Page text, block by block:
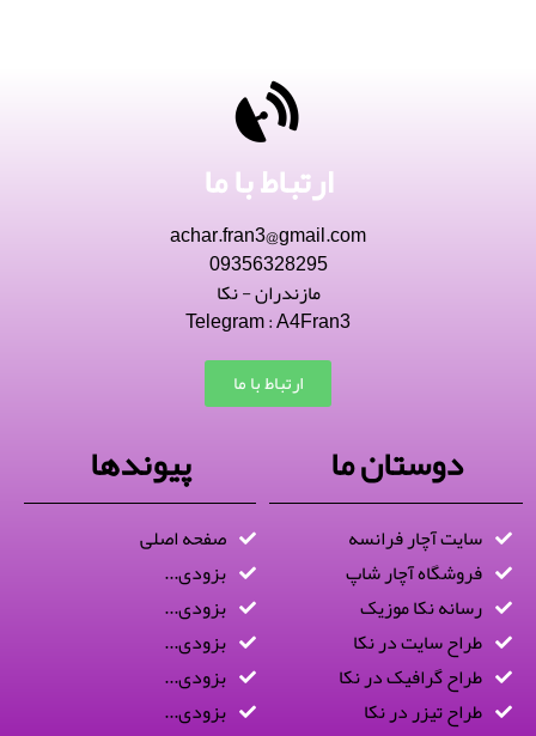
ارتباط با ما
achar.fran3@gmail.com
09356328295
مازندران - نکا
Telegram : A4Fran3
ارتباط با ما
دوستان ما
سایت آچار فرانسه
فروشگاه آچار شاپ
رسانه نکا موزیک
طراح سایت در نکا
طراح گرافیک در نکا
طراح تیزر در نکا
پیوندها
صفحه اصلی
بزودی...
بزودی...
بزودی...
بزودی...
بزودی...